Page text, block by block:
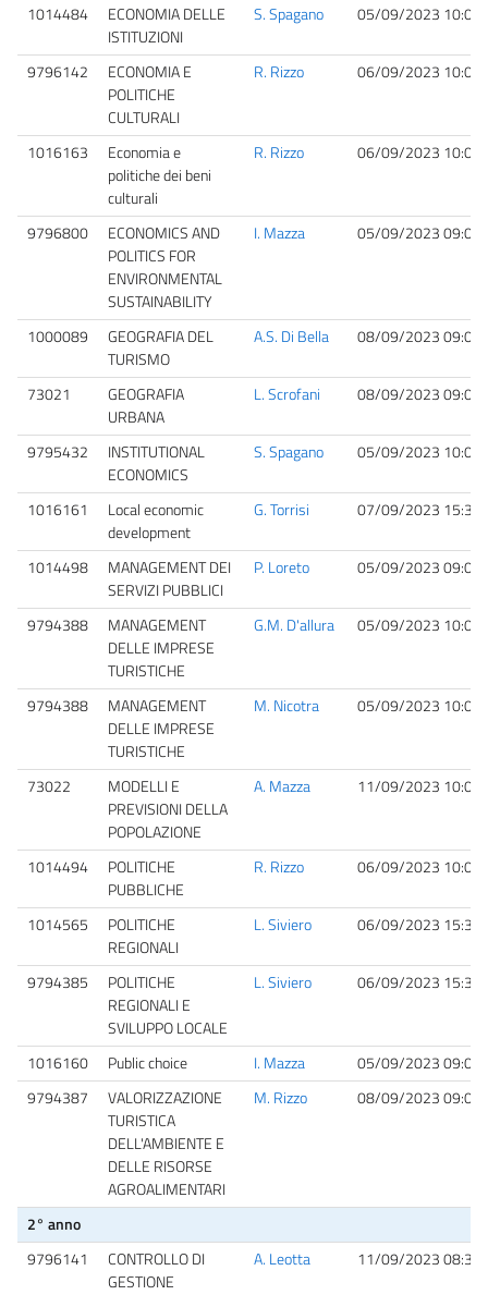
1014484
ECONOMIA DELLE
ISTITUZIONI
S. Spagano 05/09/2023 10:00
9796142
ECONOMIA E
POLITICHE
CULTURALI
R. Rizzo 06/09/2023 10:00
1016163
Economia e
politiche dei beni
culturali
R. Rizzo 06/09/2023 10:00
9796800
ECONOMICS AND
POLITICS FOR
ENVIRONMENTAL
SUSTAINABILITY
I. Mazza 05/09/2023 09:00
1000089
GEOGRAFIA DEL
TURISMO
A.S. Di Bella 08/09/2023 09:00
73021
GEOGRAFIA
URBANA
L. Scrofani 08/09/2023 09:00
9795432
INSTITUTIONAL
ECONOMICS
S. Spagano 05/09/2023 10:00
1016161
Local economic
development
G. Torrisi 07/09/2023 15:30
1014498
MANAGEMENT DEI
SERVIZI PUBBLICI
P. Loreto 05/09/2023 09:00
9794388
MANAGEMENT
DELLE IMPRESE
TURISTICHE
G.M. D'allura 05/09/2023 10:00
9794388
MANAGEMENT
DELLE IMPRESE
TURISTICHE
M. Nicotra 05/09/2023 10:00
73022
MODELLI E
PREVISIONI DELLA
POPOLAZIONE
A. Mazza 11/09/2023 10:00
1014494
POLITICHE
PUBBLICHE
R. Rizzo 06/09/2023 10:00
1014565
POLITICHE
REGIONALI
L. Siviero 06/09/2023 15:30
9794385
POLITICHE
REGIONALI E
SVILUPPO LOCALE
L. Siviero 06/09/2023 15:30
1016160 Public choice I. Mazza
05/09/2023 09:00
9794387
VALORIZZAZIONE
TURISTICA
DELL'AMBIENTE E
DELLE RISORSE
AGROALIMENTARI
M. Rizzo 08/09/2023 09:00
2° anno
9796141
CONTROLLO DI
GESTIONE
A. Leotta 11/09/2023 08:30